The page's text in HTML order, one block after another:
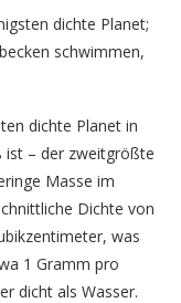
dichte Planet;
schwimmen,
dichte Planet in
ist – der zweitgrößte
Masse im
Dichte von
was
1 Gramm pro
dicht als Wasser.